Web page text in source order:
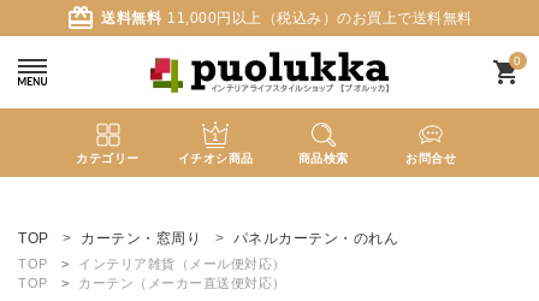
card_giftcard 送料無料 11,000円以上（税込み）のお買上で送料無料
0
shopping_cart
カテゴリー イチオシ商品 商品検索 お問合せ
ようこそ ゲスト 様
TOP カーテン・窓周り パネルカーテン・のれん
TOP
インテリア雑貨（メール便対応）
TOP
カーテン（メーカー直送便対応）